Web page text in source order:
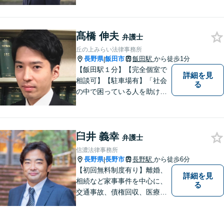
髙橋 伸夫 弁護士
丘の上みらい法律事務所
長野県|飯田市 飯田駅 から徒歩1分
【飯田駅１分】【完全個室で
相談可】【駐車場有】「社会
の中で困っている人を助けた
であることを心がけ、誠実
に、そして丁寧に対応してい
きます。
詳細を見
る
臼井 義幸 弁護士
信濃法律事務所
長野県|長野市 長野駅 から徒歩6分
【初回無料制度有り】離婚、
相続など家事事件を中心に、
交通事故、債権回収、医療過
詳細を見
る